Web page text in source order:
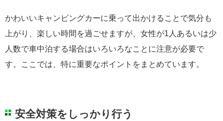
かわいいキャンピングカーに乗って出かけることで気分も
上がり、楽しい時間を過ごせますが、女性が1人あるいは少
人数で車中泊する場合はいろいろなことに注意が必要で
す。ここでは、特に重要なポイントをまとめています。
安全対策をしっかり行う